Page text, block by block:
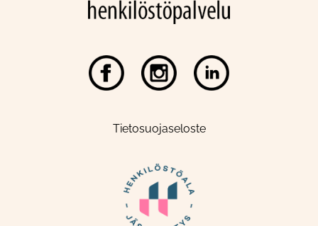
Tietosuojaseloste